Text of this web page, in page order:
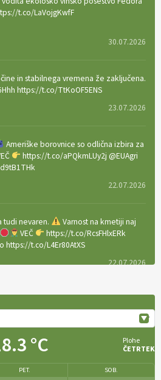
t.co/LaVojgKwfF
30.07.2026
in stabilnega vremena že zaključena.
https://t.co/TtKoOF5ENS
23.07.2026
Ameriške borovnice so odlična izbira za
https://t.co/aPQkmLUy2j @EUAgri
22.07.2026
tudi nevaren.
Varnost na kmetiji naj
VEČ
https://t.co/RcsFHlxERk
https://t.co/L4Er80AtXS
22.07.2026
travojedih živali
. VEČ
#IMCAP #CAP
21.07.2026
°C
Plohe
ČETRTEK
PET. SOB.